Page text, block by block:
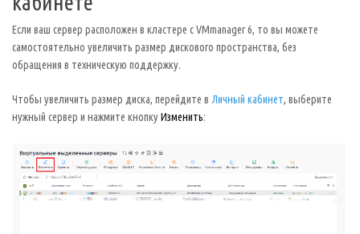
Если ваш сервер расположен в кластере с VMmanager 6, то вы можете
самостоятельно увеличить размер дискового пространства, без
обращения в техническую поддержку.
Чтобы увеличить размер диска, перейдите в Личный кабинет, выберите
нужный сервер и нажмите кнопкуИзменить: